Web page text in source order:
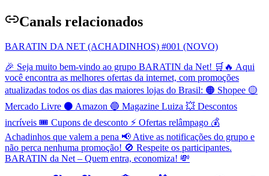
Canals relacionados
BARATIN DA NET (ACHADINHOS) #001 (NOVO)
🎉 Seja muito bem-vindo ao grupo BARATIN da Net! 🛒🔥 Aqui
você encontra as melhores ofertas da internet, com promoções
atualizadas todos os dias das maiores lojas do Brasil: 🟠 Shopee 🟡
Mercado Livre ⚫ Amazon 🔵 Magazine Luiza 💥 Descontos
incríveis 🎟️ Cupons de desconto ⚡ Ofertas relâmpago 💰
Achadinhos que valem a pena 📢 Ative as notificações do grupo e
não perca nenhuma promoção! 🚫 Respeite os participantes.
BARATIN da Net – Quem entra, economiza! 💸